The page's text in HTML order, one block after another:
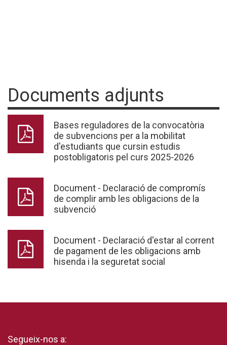
Documents adjunts
Bases reguladores de la convocatòria
de subvencions per a la mobilitat
d'estudiants que cursin estudis
postobligatoris pel curs 2025-2026
Document - Declaració de compromís
de complir amb les obligacions de la
subvenció
Document - Declaració d'estar al corrent
de pagament de les obligacions amb
hisenda i la seguretat social
Segueix-nos a: